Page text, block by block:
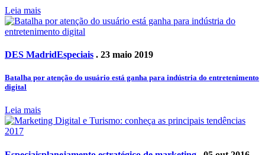
Leia mais
DES MadridEspeciais . 23 maio 2019
Batalha por atenção do usuário está ganha para indústria do entretenimento
digital
Leia mais